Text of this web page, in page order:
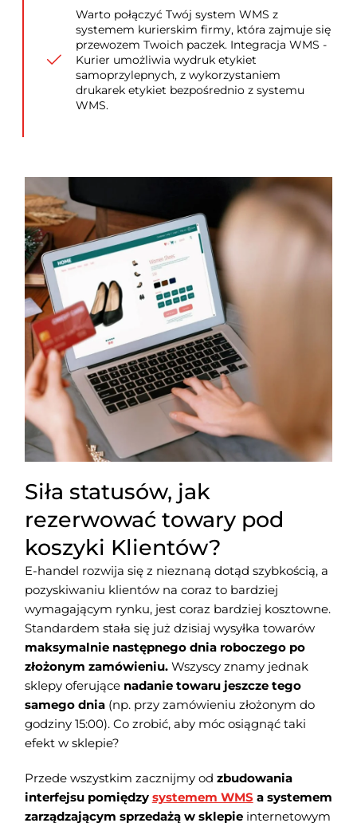
Warto połączyć Twój system WMS z
systemem kurierskim firmy, która zajmuje się
przewozem Twoich paczek. Integracja WMS -
Kurier umożliwia wydruk etykiet
samoprzylepnych, z wykorzystaniem
drukarek etykiet bezpośrednio z systemu
WMS.
Siła statusów, jak
rezerwować towary pod
koszyki Klientów?
E-handel rozwija się z nieznaną dotąd szybkością, a
pozyskiwaniu klientów na coraz to bardziej
wymagającym rynku, jest coraz bardziej kosztowne.
Standardem stała się już dzisiaj wysyłka towarów
maksymalnie następnego dnia roboczego po
złożonym zamówieniu.Wszyscy znamy jednak
sklepy oferujące nadanie towaru jeszcze tego
samego dnia(np. przy zamówieniu złożonym do
godziny 15:00). Co zrobić, aby móc osiągnąć taki
efekt w sklepie?
Przede wszystkim zacznijmy od zbudowania
interfejsu pomiędzy systemem WMS a systemem
zarządzającym sprzedażą w sklepieinternetowym